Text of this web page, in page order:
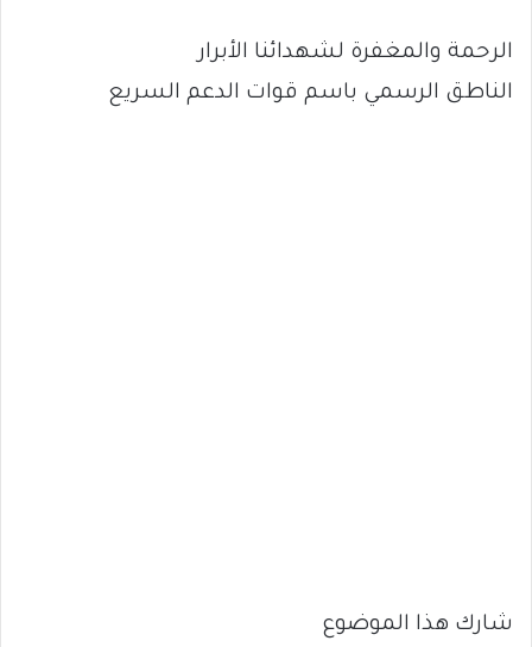
الرحمة والمغفرة لشهدائنا الأبرار
الناطق الرسمي باسم قوات الدعم السريع
شارك هذا الموضوع